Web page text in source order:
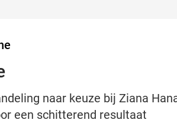
naar keuze bij Ziana
een schitterend resultaat